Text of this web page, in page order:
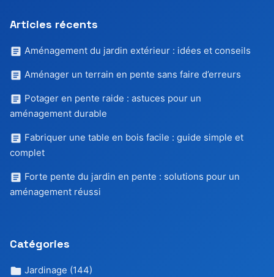
Articles récents
Aménagement du jardin extérieur : idées et conseils
Aménager un terrain en pente sans faire d’erreurs
Potager en pente raide : astuces pour un
aménagement durable
Fabriquer une table en bois facile : guide simple et
complet
Forte pente du jardin en pente : solutions pour un
aménagement réussi
Catégories
Jardinage (144)